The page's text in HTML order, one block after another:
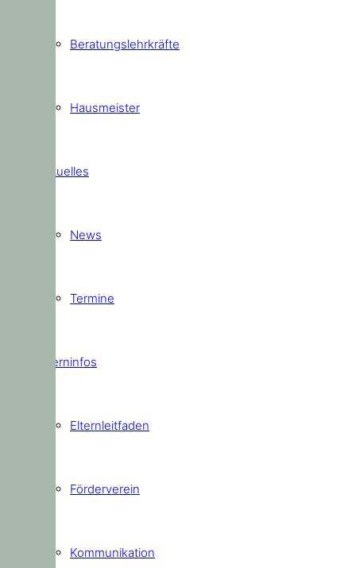
Beratungslehrkräfte
Hausmeister
Aktuelles
News
Termine
Elterninfos
Elternleitfaden
Förderverein
Kommunikation